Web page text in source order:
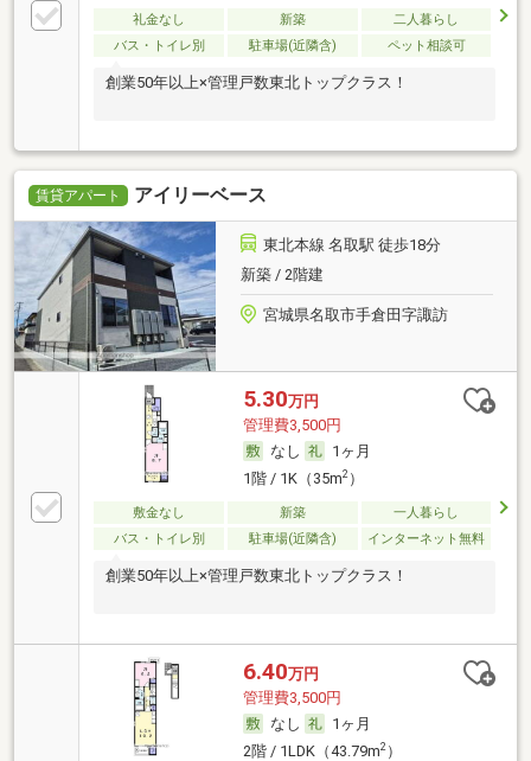
礼金なし 新築
二人暮らし
バス・トイレ別
駐車場(近隣含) ペット相談可
創業50年以上×管理戸数東北トップクラス！
賃貸アパート アイリーベース
東北本線 名取駅 徒歩18分
新築 / 2階建
宮城県名取市手倉田字諏訪
5.30万円
管理費3,500円
なし
1ヶ月
1階 / 1K（35m2）
敷金なし 新築
一人暮らし
バス・トイレ別
駐車場(近隣含) インターネット無料
創業50年以上×管理戸数東北トップクラス！
6.40万円
管理費3,500円
なし
1ヶ月
2階 / 1LDK（43.79m2）